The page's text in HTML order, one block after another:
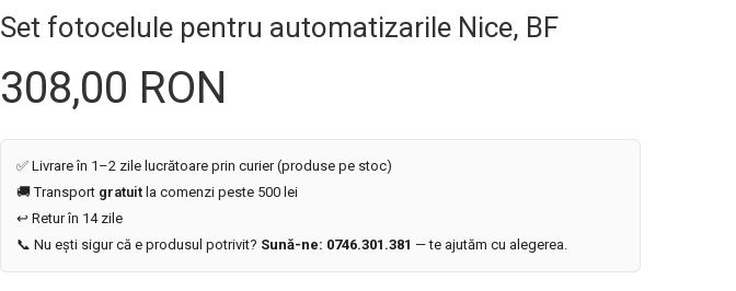
Set fotocelule pentru automatizarile Nice, BF
308,00 RON
✅ Livrare în 1–2 zile lucrătoare prin curier (produse pe stoc)
🚚 Transport gratuit la comenzi peste 500 lei
↩️ Retur în 14 zile
📞 Nu ești sigur că e produsul potrivit? Sună-ne: 0746.301.381 — te ajutăm cu alegerea.